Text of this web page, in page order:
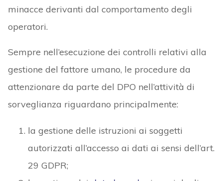
minacce derivanti dal comportamento degli
operatori.
Sempre nell’esecuzione dei controlli relativi alla
gestione del fattore umano, le procedure da
attenzionare da parte del DPO nell’attività di
sorveglianza riguardano principalmente:
la gestione delle istruzioni ai soggetti
autorizzati all’accesso ai dati ai sensi dell’art.
29 GDPR;